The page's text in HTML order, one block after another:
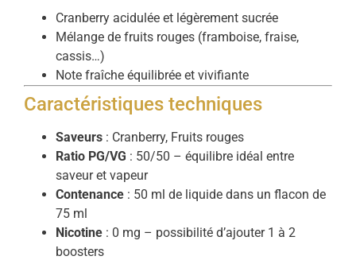
Cranberry acidulée et légèrement sucrée
Mélange de fruits rouges (framboise, fraise,
cassis…)
Note fraîche équilibrée et vivifiante
Caractéristiques techniques
Saveurs : Cranberry, Fruits rouges
Ratio PG/VG : 50/50 – équilibre idéal entre
saveur et vapeur
Contenance : 50 ml de liquide dans un flacon de
75 ml
Nicotine : 0 mg – possibilité d’ajouter 1 à 2
boosters